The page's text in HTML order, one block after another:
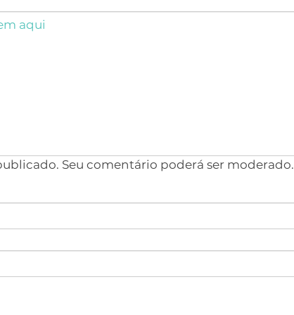
Seu comentário poderá ser moderado.